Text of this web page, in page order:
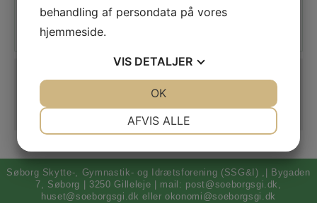
Tilmeld dig her
Søborg Skytte-, Gymnastik- og Idrætsforening (SSG&I) ,| Bygaden
7, Søborg | 3250 Gilleleje | mail: post@soeborgsgi.dk,
huset@soeborgsgi.dk eller okonomi@soeborgsgi.dk
behandling af persondata på vores
hjemmeside.
VIS DETALJER
AFVIS ALLE
OK